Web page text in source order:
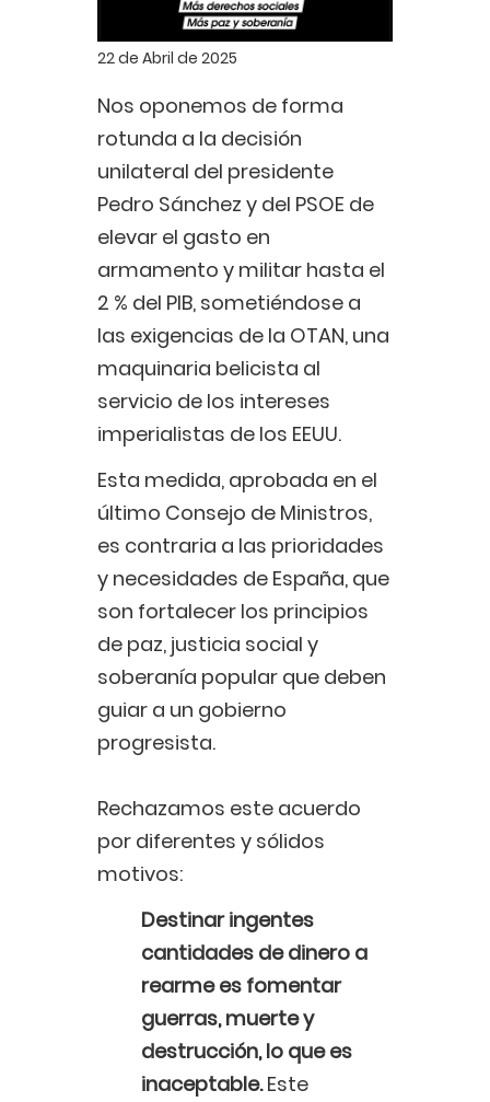
22 de Abril de 2025
Nos oponemos de forma
rotunda a la decisión
unilateral del presidente
Pedro Sánchez y del PSOE de
elevar el gasto en
armamento y militar hasta el
2 % del PIB, sometiéndose a
las exigencias de la OTAN, una
maquinaria belicista al
servicio de los intereses
imperialistas de los EEUU.
Esta medida, aprobada en el
último Consejo de Ministros,
es contraria a las prioridades
y necesidades de España, que
son fortalecer los principios
de paz, justicia social y
soberanía popular que deben
guiar a un gobierno
progresista.
Rechazamos este acuerdo
por diferentes y sólidos
motivos:
Destinar ingentes
cantidades de dinero a
rearme es fomentar
guerras, muerte y
destrucción, lo que es
inaceptable.Este